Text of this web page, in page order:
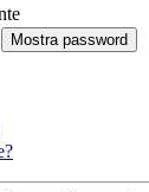
Mostra password